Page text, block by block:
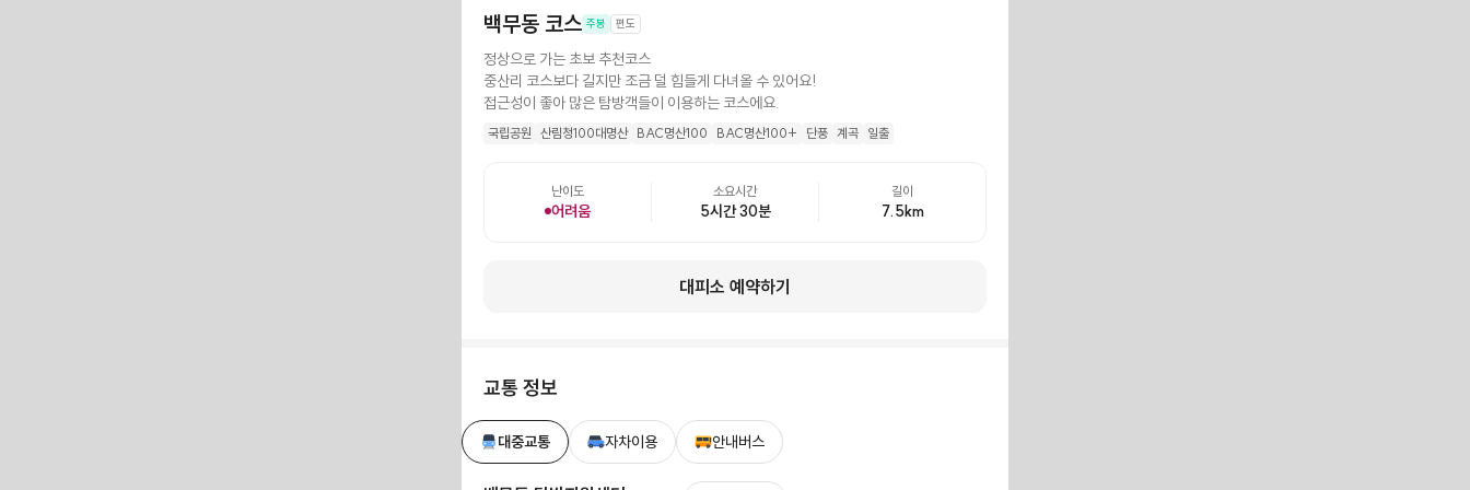
백무동 코스 주봉 편도
정상으로 가는 초보 추천코스
중산리 코스보다 길지만 조금 덜 힘들게 다녀올 수 있어요!
접근성이 좋아 많은 탐방객들이 이용하는 코스에요.
국립공원 산림청100대명산 BAC명산100 BAC명산100+ 단풍 계곡 일출
난이도
어려움
소요시간
5시간 30분
길이
7.5km
대피소 예약하기
교통 정보
대중교통 자차이용 안내버스